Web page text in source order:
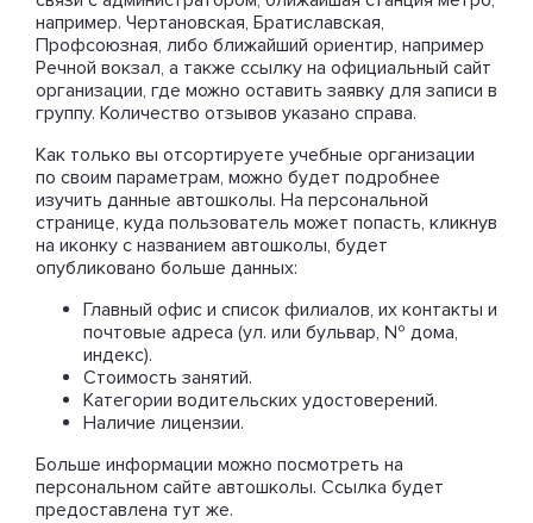
например. Чертановская, Братиславская,
Профсоюзная, либо ближайший ориентир, например
Речной вокзал, а также ссылку на официальный сайт
организации, где можно оставить заявку для записи в
группу. Количество отзывов указано справа.
Как только вы отсортируете учебные организации
по своим параметрам, можно будет подробнее
изучить данные автошколы. На персональной
странице, куда пользователь может попасть, кликнув
на иконку с названием автошколы, будет
опубликовано больше данных:
Главный офис и список филиалов, их контакты и
почтовые адреса (ул. или бульвар, № дома,
индекс).
Стоимость занятий.
Категории водительских удостоверений.
Наличие лицензии.
Больше информации можно посмотреть на
персональном сайте автошколы. Ссылка будет
предоставлена тут же.